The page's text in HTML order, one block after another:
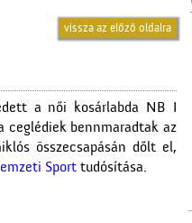
vissza az előző oldalra
a női kosárlabda NB I
ceglédiek bennmaradtak az
összecsapásán dőlt el,
Sport tudósítása.